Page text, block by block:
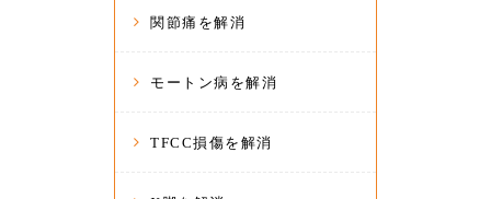
関節痛を解消
モートン病を解消
TFCC損傷を解消